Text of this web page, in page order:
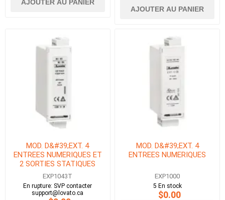
AJOUTER AU PANIER
AJOUTER AU PANIER
MOD. D&#39;EXT. 4
ENTREES NUMERIQUES ET
2 SORTIES STATIQUES
TROPICALISE
EXP1043T
En rupture: SVP contacter
support@lovato.ca
MOD. D&#39;EXT. 4
ENTREES NUMERIQUES
EXP1000
5 En stock
$0.00